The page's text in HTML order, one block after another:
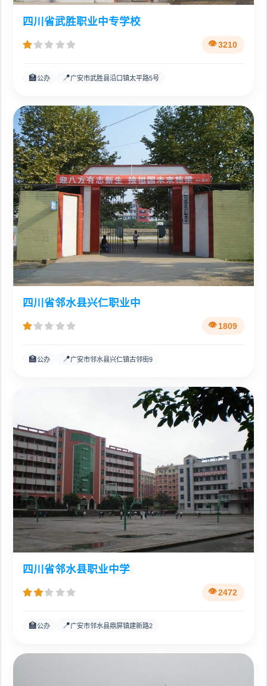
四川省武胜职业中专学校
3210
🏫公办 📍广安市武胜县沿口镇太平路5号
四川省邻水县兴仁职业中
1809
🏫公办 📍广安市邻水县兴仁镇古邻街9
四川省邻水县职业中学
2472
🏫公办 📍广安市邻水县鼎屏镇建新路2